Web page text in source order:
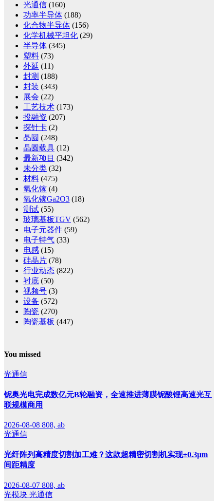
光通信 (160)
功率半导体 (188)
化合物半导体 (156)
化学机械平坦化 (29)
半导体 (345)
塑料 (73)
外延 (11)
封测 (188)
封装 (343)
展会 (22)
工艺技术 (173)
投融资 (207)
探针卡 (2)
晶圆 (248)
晶圆载具 (12)
最新项目 (342)
未分类 (32)
材料 (475)
氧化镓 (4)
氧化镓Ga2O3 (18)
测试 (55)
玻璃基板TGV (562)
电子元器件 (59)
电子特气 (33)
电感 (15)
硅晶片 (78)
行业动态 (822)
衬底 (50)
视频号 (3)
设备 (572)
陶瓷 (270)
陶瓷基板 (447)
You missed
光通信
铌奥光电完成数亿元B轮融资，全速推进薄膜铌酸锂高速光互
联规模商用
2026-08-08 808, ab
光通信
光纤阵列高精度切割加工难？这款超精密切割机实现±0.3μm
间距精度
2026-08-07 808, ab
光模块 光通信